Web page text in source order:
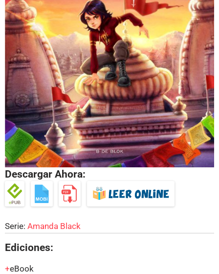
Descargar Ahora:
Serie: Amanda Black
Ediciones:
eBook